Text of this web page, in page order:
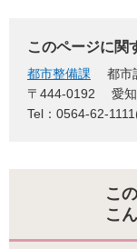
このページに関
都市整備課
都市
〒444-0192
愛
Tel：0564-62-
こ
こ